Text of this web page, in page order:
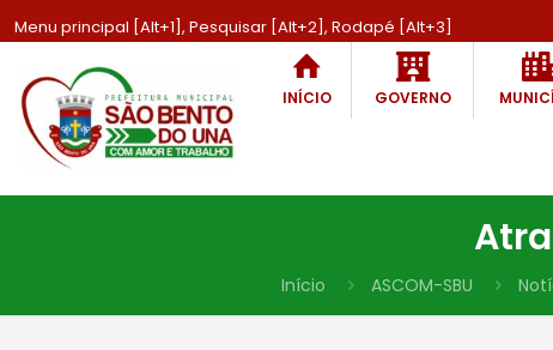
Menu principal [Alt+1], Pesquisar [Alt+2], Rodapé [Alt+3]
INÍCIO GOVERNO
Início ASCOM-SBU